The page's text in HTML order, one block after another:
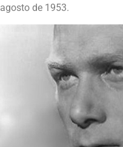
agosto de 1953.